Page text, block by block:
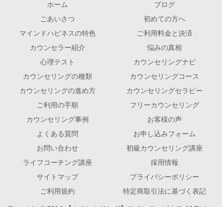
ホーム
ブログ
ごあいさつ
初めての方へ
マインドハピネスの特色
ご利用料金と決済
カウンセラー紹介
悩みの真相
心理テスト
カウンセリングナビ
カウンセリングの種類
カウンセリングコース
カウンセリングの進め方
カウンセリングセラピー
ご利用の手順
フリーカウンセリング
カウンセリング事例
お客様の声
よくある質問
お申し込みフォーム
お問い合わせ
初級カウンセリング講座
ライフコーチング講座
採用情報
サイトマップ
プライバシーポリシー
ご利用規約
特定商取引法に基づく表記